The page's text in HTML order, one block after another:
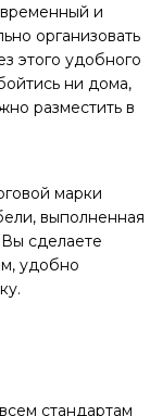
и
организовать
этого удобного
ни дома,
разместить в
марки
выполненная
сделаете
удобно
стандартам